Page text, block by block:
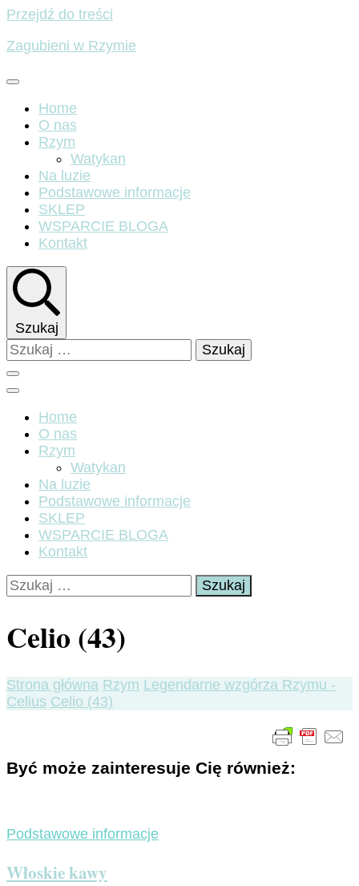
Przejdź do treści
Zagubieni w Rzymie
Home
O nas
Rzym
Watykan
Na luzie
Podstawowe informacje
SKLEP
WSPARCIE BLOGA
Kontakt
Szukaj
Szukaj:
Home
O nas
Rzym
Watykan
Na luzie
Podstawowe informacje
SKLEP
WSPARCIE BLOGA
Kontakt
Szukaj:
Celio (43)
Strona główna Rzym Legendarne wzgórza Rzymu -
Celius Celio (43)
Być może zainteresuje Cię również:
Podstawowe informacje
Włoskie kawy